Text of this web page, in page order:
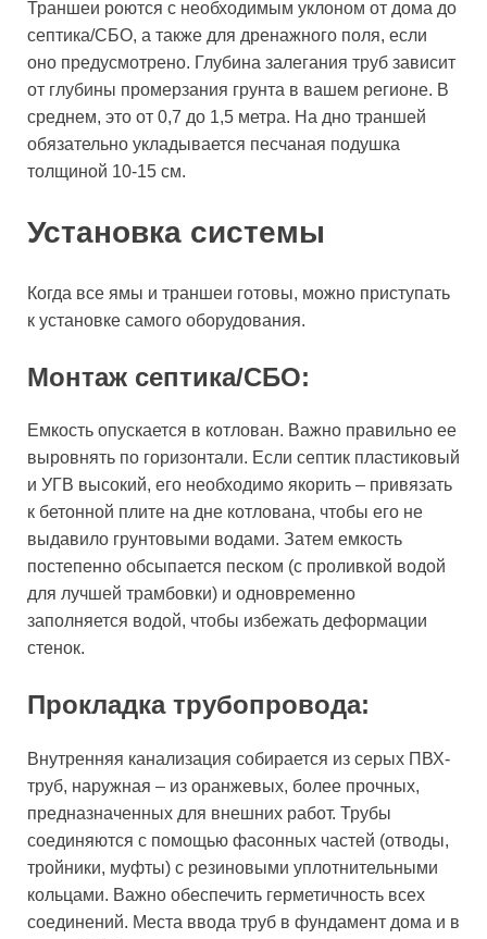
Траншеи роются с необходимым уклоном от дома до
септика/СБО, а также для дренажного поля, если
оно предусмотрено. Глубина залегания труб зависит
от глубины промерзания грунта в вашем регионе. В
среднем, это от 0,7 до 1,5 метра. На дно траншей
обязательно укладывается песчаная подушка
толщиной 10-15 см.
Установка системы
Когда все ямы и траншеи готовы, можно приступать
к установке самого оборудования.
Монтаж септика/СБО:
Емкость опускается в котлован. Важно правильно ее
выровнять по горизонтали. Если септик пластиковый
и УГВ высокий, его необходимо якорить – привязать
к бетонной плите на дне котлована, чтобы его не
выдавило грунтовыми водами. Затем емкость
постепенно обсыпается песком (с проливкой водой
для лучшей трамбовки) и одновременно
заполняется водой, чтобы избежать деформации
стенок.
Прокладка трубопровода:
Внутренняя канализация собирается из серых ПВХ-
труб, наружная – из оранжевых, более прочных,
предназначенных для внешних работ. Трубы
соединяются с помощью фасонных частей (отводы,
тройники, муфты) с резиновыми уплотнительными
кольцами. Важно обеспечить герметичность всех
соединений. Места ввода труб в фундамент дома и в